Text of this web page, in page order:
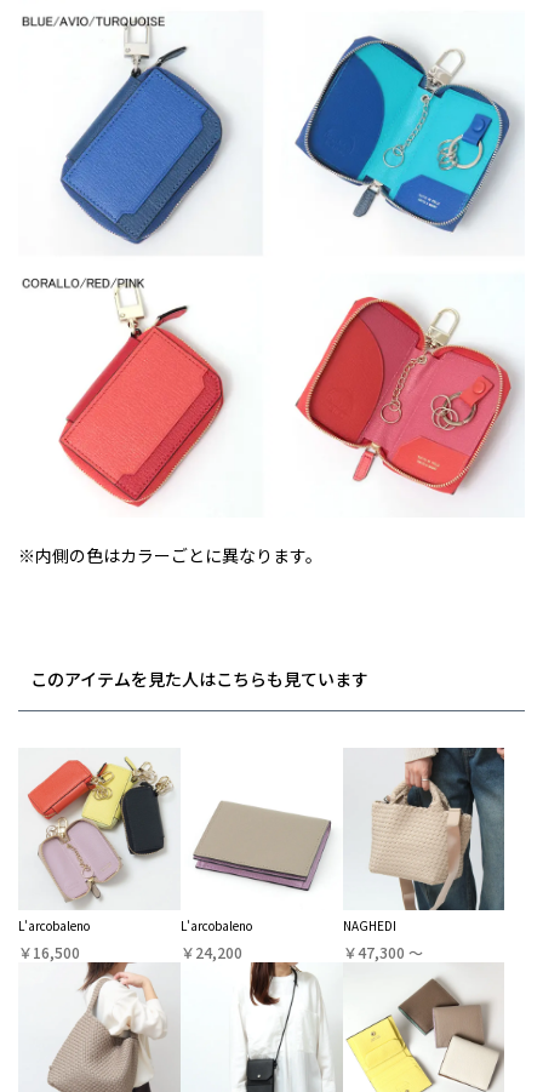
※内側の色はカラーごとに異なります。
このアイテムを見た人はこちらも見ています
L'arcobaleno
￥16,500
L'arcobaleno
￥24,200
NAGHEDI
￥47,300 〜